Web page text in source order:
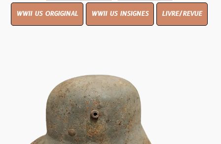
WWII US ORGIGINAL WWII US INSIGNES LIVRE/REVUE